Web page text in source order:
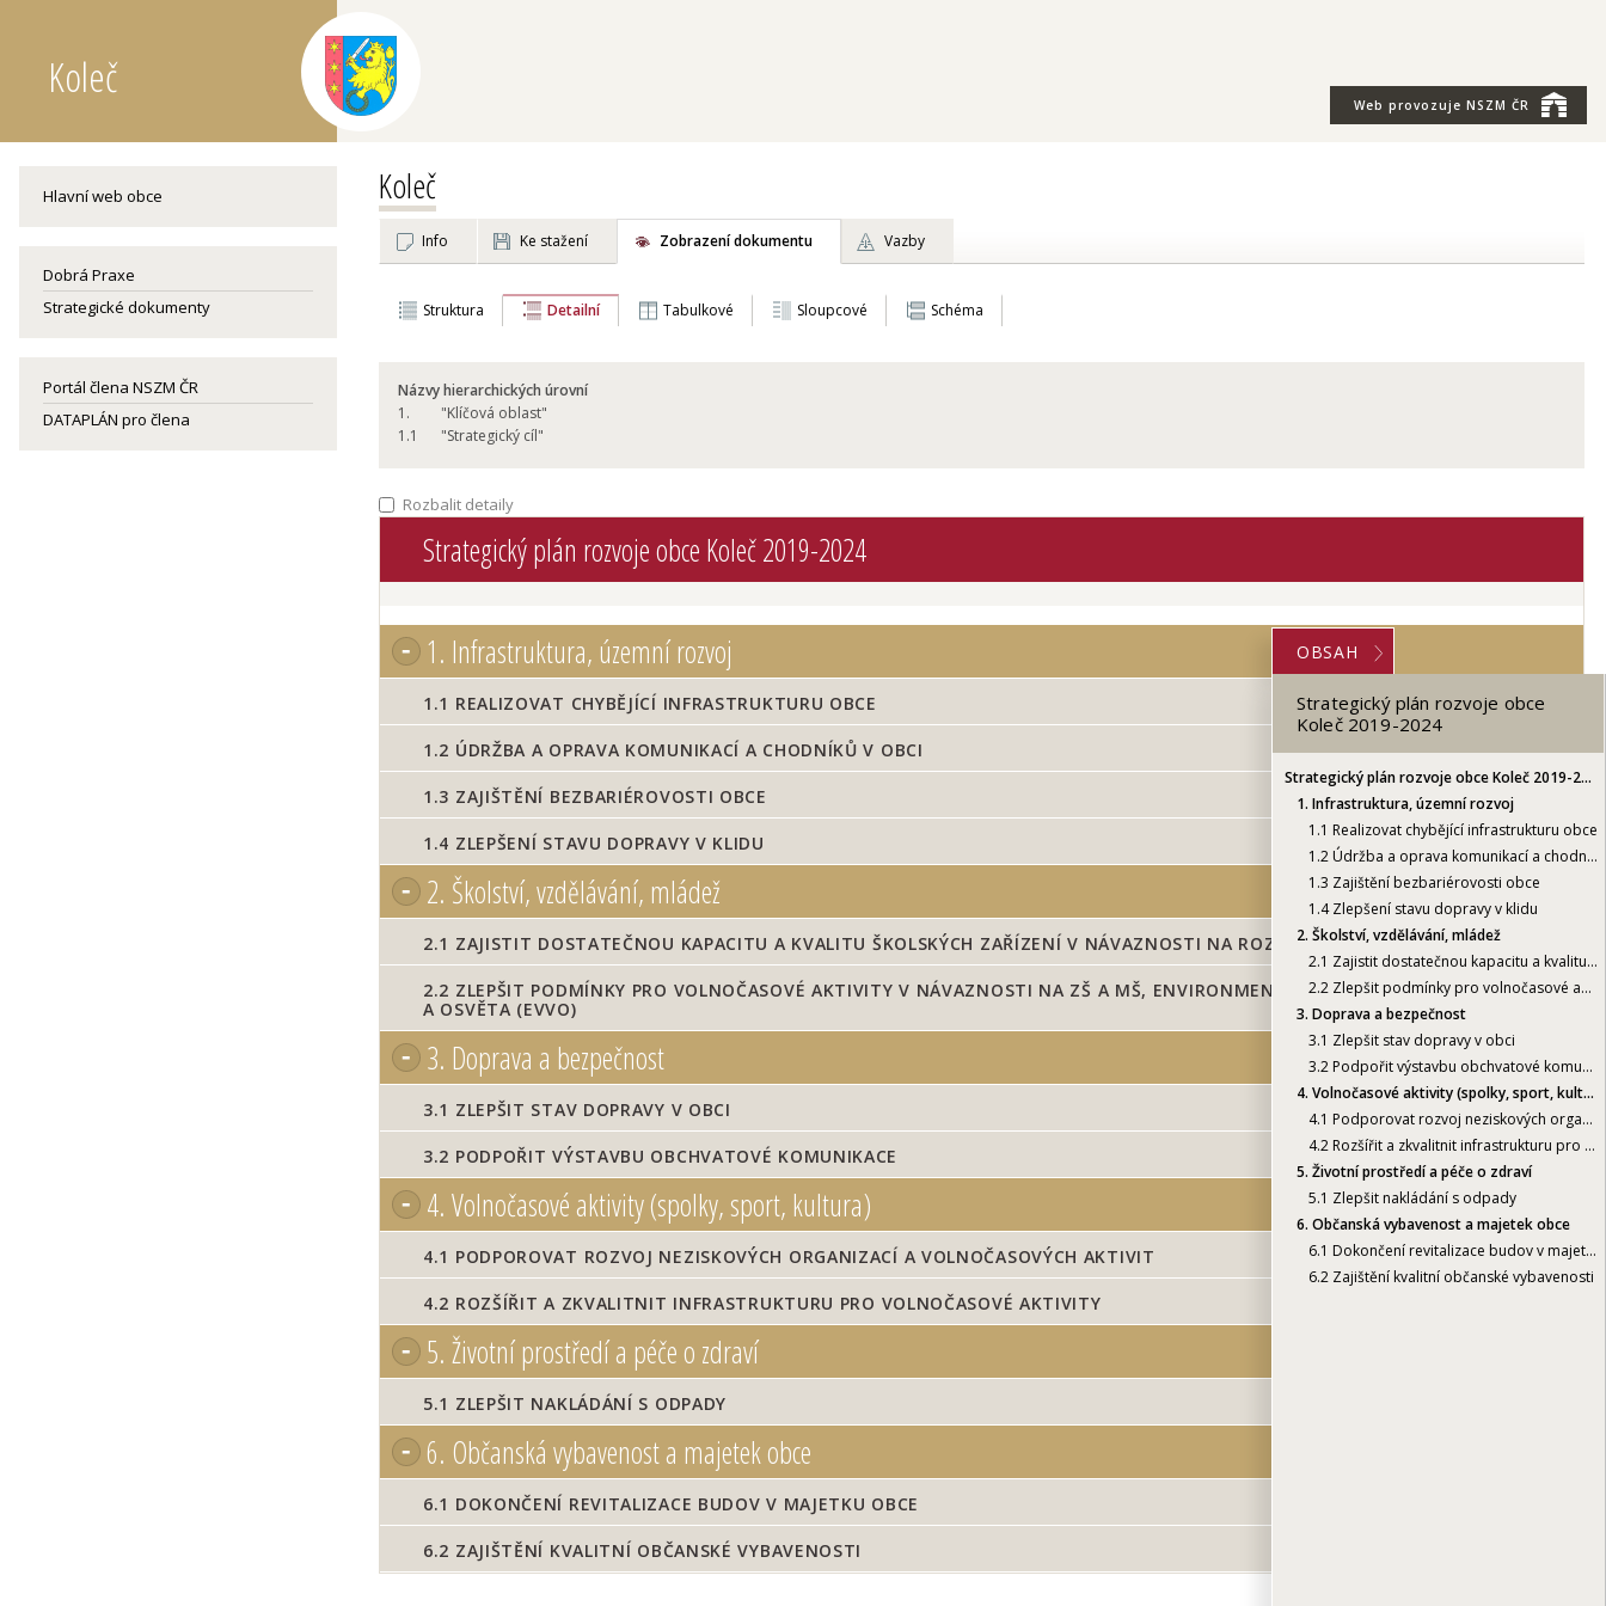
Koleč
Web provozuje NSZM ČR
Hlavní web obce
Dobrá Praxe
Strategické dokumenty
Portál člena NSZM ČR
DATAPLÁN pro člena
Koleč
Info Ke stažení Zobrazení dokumentu Vazby
Struktura Detailní Tabulkové Sloupcové Schéma
Názvy hierarchických úrovní
1.
"Klíčová oblast"
1.1 "Strategický cíl"
OBSAH
Strategický plán rozvoje obce
Koleč 2019-2024
Strategický plán rozvoje obce Koleč 2019-2024
1. Infrastruktura, územní rozvoj
1.1 Realizovat chybějící infrastrukturu obce
1.2 Údržba a oprava komunikací a chodníků v obci
1.3 Zajištění bezbariérovosti obce
1.4Zlepšení stavu dopravy v klidu
2. Školství, vzdělávání, mládež
2.1 Zajistit dostatečnou kapacitu a kvalitu školských zařízení v návaznosti na rozvoj obce
2.2 Zlepšit podmínky pro volnočasové aktivity v návaznosti na ZŠ a MŠ, environmentální vzdělávání, výchova a osvěta (EVVO)
3. Doprava a bezpečnost
3.1 Zlepšit stav dopravy v obci
3.2 Podpořit výstavbu obchvatové komunikace
4. Volnočasové aktivity (spolky, sport, kultura)
4.1 Podporovat rozvoj neziskových organizací a volnočasových aktivit
4.2 Rozšířit a zkvalitnit infrastrukturu pro volnočasové aktivity
5. Životní prostředí a péče o zdraví
5.1 Zlepšit nakládání s odpady
6. Občanská vybavenost a majetek obce
6.1 Dokončení revitalizace budov v majetku obce
6.2 Zajištění kvalitní občanské vybavenosti
Rozbalit detaily
Strategický plán rozvoje obce Koleč 2019-2024
1. Infrastruktura, územní rozvoj
1.1 REALIZOVAT CHYBĚJÍCÍ INFRASTRUKTURU OBCE
1.2 ÚDRŽBA A OPRAVA KOMUNIKACÍ A CHODNÍKŮ V OBCI
1.3 ZAJIŠTĚNÍ BEZBARIÉROVOSTI OBCE
1.4 ZLEPŠENÍ STAVU DOPRAVY V KLIDU
2. Školství, vzdělávání, mládež
2.1 ZAJISTIT DOSTATEČNOU KAPACITU A KVALITU ŠKOLSKÝCH ZAŘÍZENÍ V NÁVAZNOSTI NA ROZVOJ OBCE
2.2 ZLEPŠIT PODMÍNKY PRO VOLNOČASOVÉ AKTIVITY V NÁVAZNOSTI NA ZŠ A MŠ, ENVIRONMENTÁLNÍ VZDĚLÁVÁNÍ, VÝCHOVA
A OSVĚTA (EVVO)
3. Doprava a bezpečnost
3.1 ZLEPŠIT STAV DOPRAVY V OBCI
3.2 PODPOŘIT VÝSTAVBU OBCHVATOVÉ KOMUNIKACE
4. Volnočasové aktivity (spolky, sport, kultura)
4.1 PODPOROVAT ROZVOJ NEZISKOVÝCH ORGANIZACÍ A VOLNOČASOVÝCH AKTIVIT
4.2 ROZŠÍŘIT A ZKVALITNIT INFRASTRUKTURU PRO VOLNOČASOVÉ AKTIVITY
5. Životní prostředí a péče o zdraví
5.1 ZLEPŠIT NAKLÁDÁNÍ S ODPADY
6. Občanská vybavenost a majetek obce
6.1 DOKONČENÍ REVITALIZACE BUDOV V MAJETKU OBCE
6.2 ZAJIŠTĚNÍ KVALITNÍ OBČANSKÉ VYBAVENOSTI